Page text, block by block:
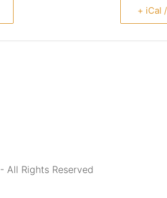
+ iCal
All Rights Reserved